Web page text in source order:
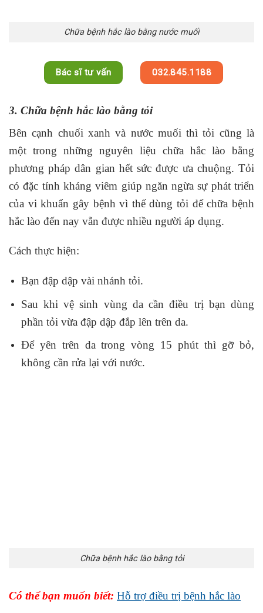
Chữa bệnh hắc lào bằng nước muối
Bác sĩ tư vấn 032.845.1188
3. Chữa bệnh hắc lào bằng tỏi
Bên cạnh chuối xanh và nước muối thì tỏi cũng là
một trong những nguyên liệu chữa hắc lào bằng
phương pháp dân gian hết sức được ưa chuộng. Tỏi
có đặc tính kháng viêm giúp ngăn ngừa sự phát triển
của vi khuẩn gây bệnh vì thế dùng tỏi để chữa bệnh
hắc lào đến nay vẫn được nhiều người áp dụng.
Cách thực hiện:
Bạn đập dập vài nhánh tỏi.
Sau khi vệ sinh vùng da cần điều trị bạn dùng
phần tỏi vừa đập dập đắp lên trên da.
Để yên trên da trong vòng 15 phút thì gỡ bỏ,
không cần rửa lại với nước.
Chữa bệnh hắc lào bằng tỏi
Có thể bạn muốn biết: Hỗ trợ điều trị bệnh hắc lào